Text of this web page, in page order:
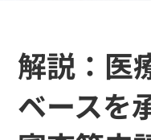
解説：医
ベースを